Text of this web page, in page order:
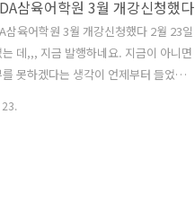
삼육어학원 3월 개강신청했다
삼육어학원 3월 개강신청했다 2월 23일
데,,, 지금 발행하네요. 지금이 아니면
못하겠다는 생각이 언제부터 들었습